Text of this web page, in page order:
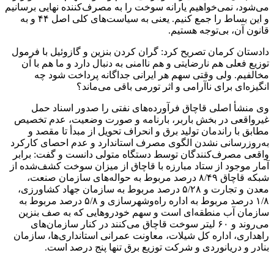
می‌شود، نمی‌خواهیم یارانه سوخت را به مصرف‌کننده نهایی برسانیم
و این بساط را جمع کنیم. یعنی به سیاست‌های کلی اصل ۴۴ و به
قانون آن، بی‌توجه هستیم.
دادستان کرمان تصریح کرد: گران کردن بنزین و گازوئیل با فرمول
توزیع فعلی هم نارضایتی و هم ناامنی به دنبال دارد و ما هم با آن
مخالفیم. ولی وقتی سهم هر ایرانی جداگانه پرداخت شود چه
انگیزه‌ای برای ناآرامی و اثر تورمی باقی می‌ماند؟
وی منشأ اصلی قاچاق فرآورده‌های نفتی را صدور اسناد حمل
غیرواقعی در بخش باربر، بارنامه و صورت وضعیت، عدم تخصیص
مطابق با راندمان تولید برق و انحراف تحویل از مبدأ تا مقصد و
به‌روزرسانی نشدن الگوی مصرف استاندارد و عدم احصای کارکرد
واقعی مصرف‌کنندگان توسط دستگاه متولی دانست و گفت: برابر
آمار موجود از ستاد مبارزه با قاچاق از میزان سوخت کشف‌شده از
شبکه قاچاق ۸/۴۹ درصد مربوط به حواله‌های سازمان صنعت،
معدن و تجارت و ۵/۲۸ درصد مربوط به سازمان جهاد کشاورزی،
۱/۸ درصد مربوط به اداره راه‌وشهرسازی و ۵/۸ درصد مربوط به
سازمان آب منطقه‌ای است و سهم خودروهایی که به صف بنزین
می‌روند و ۶۰ لیتر سوخت قاچاق می‌کنند در کنار سازمان‌های
راهداری، اداره کل شیلات، معاونت عمرانی استانداری‌ها، سازمان
بنادر و دریانوردی و شرکت توزیع برق تنها پنج درصد است.